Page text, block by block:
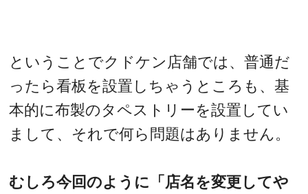
ということでクドケン店舗では、普通だ
ったら看板を設置しちゃうところも、基
本的に布製のタペストリーを設置してい
まして、それで何ら問題はありません。
むしろ今回のように「店名を変更してや